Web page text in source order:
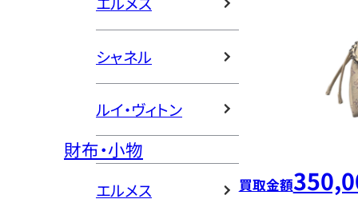
シャネル
ルイ・ヴィトン
財布・小物
エルメス 買取金額